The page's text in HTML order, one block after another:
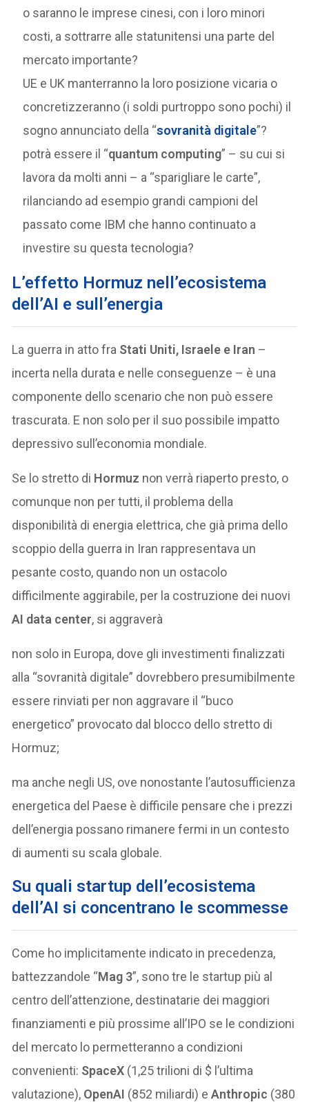
o saranno le imprese cinesi, con i loro minori
costi, a sottrarre alle statunitensi una parte del
mercato importante?
UE e UK manterranno la loro posizione vicaria o
concretizzeranno (i soldi purtroppo sono pochi) il
sogno annunciato della “sovranità digitale”?
potrà essere il “quantum computing” – su cui si
lavora da molti anni – a “sparigliare le carte”,
rilanciando ad esempio grandi campioni del
passato come IBM che hanno continuato a
investire su questa tecnologia?
L’effetto Hormuz nell’ecosistema
dell’AI e sull’energia
La guerra in atto fra Stati Uniti, Israele e Iran –
incerta nella durata e nelle conseguenze – è una
componente dello scenario che non può essere
trascurata. E non solo per il suo possibile impatto
depressivo sull’economia mondiale.
Se lo stretto di Hormuz non verrà riaperto presto, o
comunque non per tutti, il problema della
disponibilità di energia elettrica, che già prima dello
scoppio della guerra in Iran rappresentava un
pesante costo, quando non un ostacolo
difficilmente aggirabile, per la costruzione dei nuovi
AI data center, si aggraverà
non solo in Europa, dove gli investimenti finalizzati
alla “sovranità digitale” dovrebbero presumibilmente
essere rinviati per non aggravare il “buco
energetico” provocato dal blocco dello stretto di
Hormuz;
ma anche negli US, ove nonostante l’autosufficienza
energetica del Paese è difficile pensare che i prezzi
dell’energia possano rimanere fermi in un contesto
di aumenti su scala globale.
Su quali startup dell’ecosistema
dell’AI si concentrano le scommesse
Come ho implicitamente indicato in precedenza,
battezzandole “Mag 3”, sono tre le startup più al
centro dell’attenzione, destinatarie dei maggiori
finanziamenti e più prossime all’IPO se le condizioni
del mercato lo permetteranno a condizioni
convenienti: SpaceX (1,25 trilioni di $ l’ultima
valutazione), OpenAI (852 miliardi) eAnthropic (380